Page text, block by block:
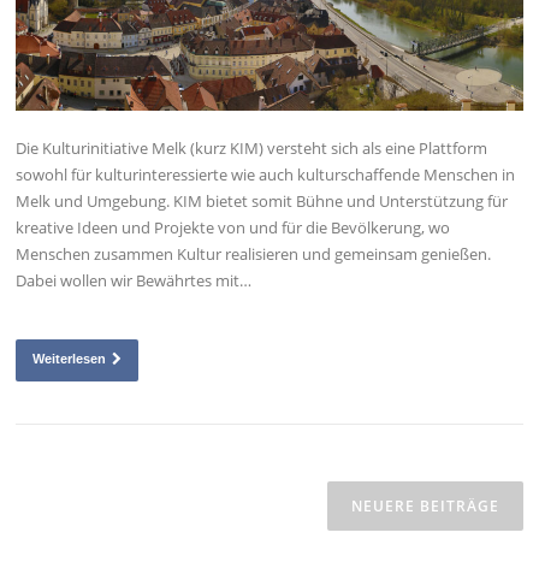
Die Kulturinitiative Melk (kurz KIM) versteht sich als eine Plattform
sowohl für kulturinteressierte wie auch kulturschaffende Menschen in
Melk und Umgebung. KIM bietet somit Bühne und Unterstützung für
kreative Ideen und Projekte von und für die Bevölkerung, wo
Menschen zusammen Kultur realisieren und gemeinsam genießen.
Dabei wollen wir Bewährtes mit…
Weiterlesen
NEUERE BEITRÄGE